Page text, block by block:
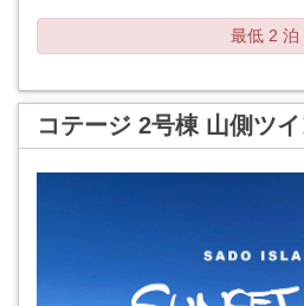
最低 2 泊
コテージ 2号棟 山側ツ